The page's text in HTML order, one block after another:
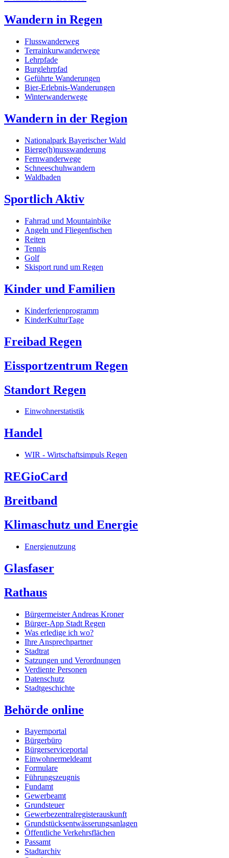
Wandern in Regen
Flusswanderweg
Terrainkurwanderwege
Lehrpfade
Burglehrpfad
Geführte Wanderungen
Bier-Erlebnis-Wanderungen
Winterwanderwege
Wandern in der Region
Nationalpark Bayerischer Wald
Bierge(h)nusswanderung
Fernwanderwege
Schneeschuhwandern
Waldbaden
Sportlich Aktiv
Fahrrad und Mountainbike
Angeln und Fliegenfischen
Reiten
Tennis
Golf
Skisport rund um Regen
Kinder und Familien
Kinderferienprogramm
KinderKulturTage
Freibad Regen
Eissportzentrum Regen
Standort Regen
Einwohnerstatistik
Handel
WIR - Wirtschaftsimpuls Regen
REGioCard
Breitband
Klimaschutz und Energie
Energienutzung
Glasfaser
Rathaus
Bürgermeister Andreas Kroner
Bürger-App Stadt Regen
Was erledige ich wo?
Ihre Ansprechpartner
Stadtrat
Satzungen und Verordnungen
Verdiente Personen
Datenschutz
Stadtgeschichte
Behörde online
Bayernportal
Bürgerbüro
Bürgerserviceportal
Einwohnermeldeamt
Formulare
Führungszeugnis
Fundamt
Gewerbeamt
Grundsteuer
Gewerbezentralregisterauskunft
Grundstücksentwässerungsanlagen
Öffentliche Verkehrsflächen
Passamt
Stadtarchiv